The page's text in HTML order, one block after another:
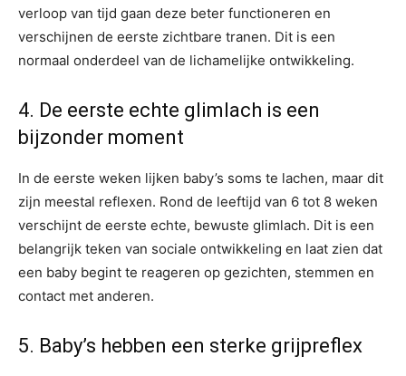
verloop van tijd gaan deze beter functioneren en
verschijnen de eerste zichtbare tranen. Dit is een
normaal onderdeel van de lichamelijke ontwikkeling.
4. De eerste echte glimlach is een
bijzonder moment
In de eerste weken lijken baby’s soms te lachen, maar dit
zijn meestal reflexen. Rond de leeftijd van 6 tot 8 weken
verschijnt de eerste echte, bewuste glimlach. Dit is een
belangrijk teken van sociale ontwikkeling en laat zien dat
een baby begint te reageren op gezichten, stemmen en
contact met anderen.
5. Baby’s hebben een sterke grijpreflex